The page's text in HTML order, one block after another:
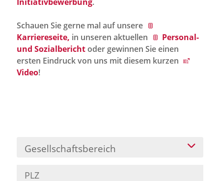
bbw als Arbeitgeber
Jobportal
Presse und Medien
Karriere
Presse
Schauen Sie gerne mal auf unsere
Karriereseite, in unseren aktuellen
Personal-
und Sozialberichtoder gewinnen Sie einen
ersten Eindruck von uns mit diesem kurzen
Video!
Gesellschaftsbereich